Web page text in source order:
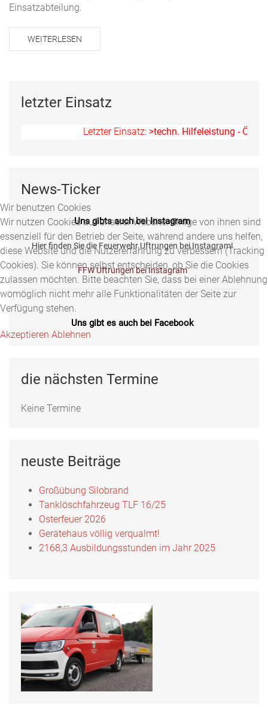
Einsatzabteilung.
WEITERLESEN
letzter Einsatz
Letzter Einsatz:>techn. Hilfeleistung - Ölspur<
News-Ticker
Uns gibts auch bei Instagram
Hier finden Sie die Feuerwehr Uftrungen bei Instagram!
FFW Uftrungen bei Instagram
Uns gibt es auch bei Facebook
Feuerwehr Uftrungen bei Facebook
die nächsten Termine
Keine Termine
neuste Beiträge
Großübung Silobrand
Tanklöschfahrzeug TLF 16/25
Osterfeuer 2026
Gerätehaus völlig verqualmt!
2168,3 Ausbildungsstunden im Jahr 2025
Wir benutzen Cookies
Wir nutzen Cookies auf unserer Website. Einige von ihnen sind
essenziell für den Betrieb der Seite, während andere uns helfen,
diese Website und die Nutzererfahrung zu verbessern (Tracking
Cookies). Sie können selbst entscheiden, ob Sie die Cookies
zulassen möchten. Bitte beachten Sie, dass bei einer Ablehnung
womöglich nicht mehr alle Funktionalitäten der Seite zur
Verfügung stehen.
Akzeptieren Ablehnen